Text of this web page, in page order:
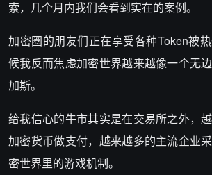
索，几个月内我们会看到实在的案例。
加密圈的朋友们正在享受各种Token被
候我反而焦虑加密世界越来越像一个无
加斯。
给我信心的牛市其实是在交易所之外，
加密货币做支付，越来越多的主流企业
密世界里的游戏机制。